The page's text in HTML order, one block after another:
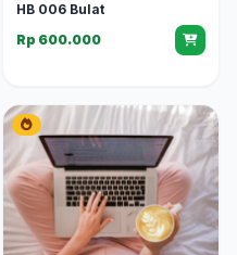
HB 006 Bulat
Rp 600.000